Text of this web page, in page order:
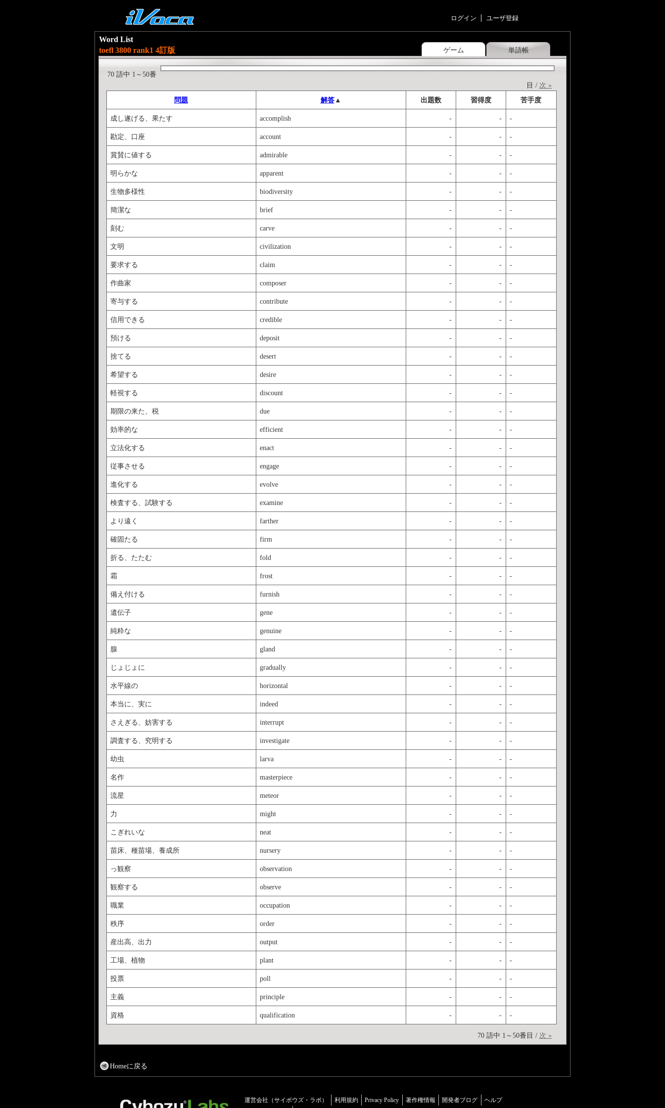
ログイン ユーザ登録
ゲーム 単語帳
Word List
toefl 3800 rank1 4訂版
70 語中 1～50番
目 / 次 »
問題
解答▲ 出題数 習得度 苦手度
成し遂げる、果たす accomplish - - -
勘定、口座 account - - -
賞賛に値する admirable - - -
明らかな apparent - - -
生物多様性 biodiversity - - -
簡潔な brief - - -
刻む carve - - -
文明 civilization - - -
要求する claim - - -
作曲家 composer - - -
寄与する contribute - - -
信用できる credible - - -
預ける deposit - - -
捨てる desert - - -
希望する desire - - -
軽視する discount - - -
期限の来た、税 due - - -
効率的な efficient - - -
立法化する enact - - -
従事させる engage - - -
進化する evolve - - -
検査する、試験する examine - - -
より遠く farther - - -
確固たる firm - - -
折る、たたむ fold - - -
霜 frost - - -
備え付ける furnish - - -
遺伝子 gene - - -
純粋な genuine - - -
腺 gland - - -
じょじょに gradually - - -
水平線の horizontal - - -
本当に、実に indeed - - -
さえぎる、妨害する interrupt - - -
調査する、究明する investigate - - -
幼虫 larva - - -
名作 masterpiece - - -
流星 meteor - - -
力 might - - -
こぎれいな neat - - -
苗床、種苗場、養成所 nursery - - -
っ観察 observation - - -
観察する observe - - -
職業 occupation - - -
秩序 order - - -
産出高、出力 output - - -
工場、植物 plant - - -
投票 poll - - -
主義 principle - - -
資格 qualification - - -
70 語中 1～50番目 / 次 »
Homeに戻る
運営会社（サイボウズ・ラボ） 利用規約 Privacy Policy 著作権情報 開発者ブログ ヘルプ